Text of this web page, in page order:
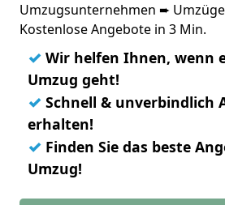
Umzugsunternehmen ➨ Umzüge
Kostenlose Angebote in 3 Min.
✓ Wir helfen Ihnen, wenn
Umzug geht!
✓ Schnell & unverbindlich
erhalten!
✓ Finden Sie das beste
Umzug!